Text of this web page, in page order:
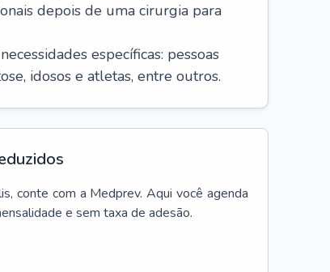
depois de uma cirurgia para
específicas: pessoas
idosos e atletas, entre outros.
, conte com a Medprev. Aqui você agenda
e sem taxa de adesão.